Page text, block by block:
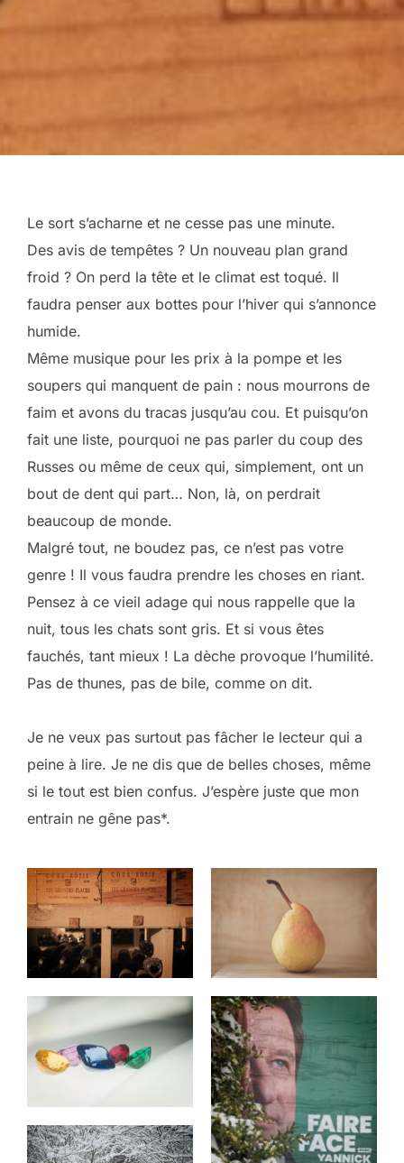
Le sort s’acharne et ne cesse pas une minute.
Des avis de tempêtes ? Un nouveau plan grand
froid ? On perd la tête et le climat est toqué. Il
faudra penser aux bottes pour l’hiver qui s’annonce
humide.
Même musique pour les prix à la pompe et les
soupers qui manquent de pain : nous mourrons de
faim et avons du tracas jusqu’au cou. Et puisqu’on
fait une liste, pourquoi ne pas parler du coup des
Russes ou même de ceux qui, simplement, ont un
bout de dent qui part… Non, là, on perdrait
beaucoup de monde.
Malgré tout, ne boudez pas, ce n’est pas votre
genre ! Il vous faudra prendre les choses en riant.
Pensez à ce vieil adage qui nous rappelle que la
nuit, tous les chats sont gris. Et si vous êtes
fauchés, tant mieux ! La dèche provoque l’humilité.
Pas de thunes, pas de bile, comme on dit.
Je ne veux pas surtout pas fâcher le lecteur qui a
peine à lire. Je ne dis que de belles choses, même
si le tout est bien confus. J’espère juste que mon
entrain ne gêne pas*.